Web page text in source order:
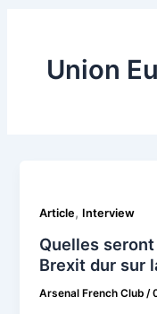
Union
Article, Interview
Quelles
Brexit dur sur
Arsenal French Club/